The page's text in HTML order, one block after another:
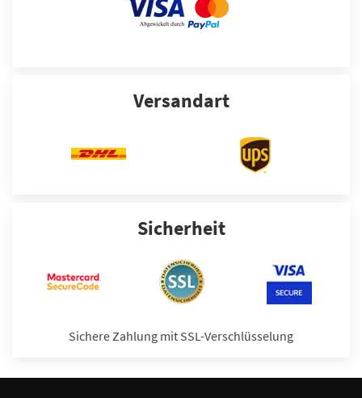
Versandart
Sicherheit
Sichere Zahlung mit SSL-Verschlüsselung